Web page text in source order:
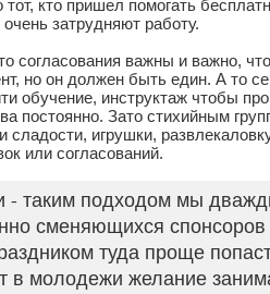
тот, кто пришел помогать
затрудняют работу.
согласования важны и важно,
но он должен быть един. А то
обучение, инструктаж чтобы
постоянно. Зато стихийным
сладости, игрушки,
или согласований.
- таким подходом мы
сменяющихся
туда проще
в молодежи желание